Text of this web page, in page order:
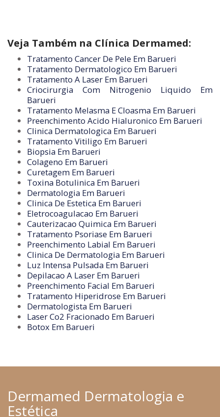
Veja Também na Clínica Dermamed:
Tratamento Cancer De Pele Em Barueri
Tratamento Dermatologico Em Barueri
Tratamento A Laser Em Barueri
Criocirurgia Com Nitrogenio Liquido Em
Barueri
Tratamento Melasma E Cloasma Em Barueri
Preenchimento Acido Hialuronico Em Barueri
Clinica Dermatologica Em Barueri
Tratamento Vitiligo Em Barueri
Biopsia Em Barueri
Colageno Em Barueri
Curetagem Em Barueri
Toxina Botulinica Em Barueri
Dermatologia Em Barueri
Clinica De Estetica Em Barueri
Eletrocoagulacao Em Barueri
Cauterizacao Quimica Em Barueri
Tratamento Psoriase Em Barueri
Preenchimento Labial Em Barueri
Clinica De Dermatologia Em Barueri
Luz Intensa Pulsada Em Barueri
Depilacao A Laser Em Barueri
Preenchimento Facial Em Barueri
Tratamento Hiperidrose Em Barueri
Dermatologista Em Barueri
Laser Co2 Fracionado Em Barueri
Botox Em Barueri
Dermamed Dermatologia e
Estética